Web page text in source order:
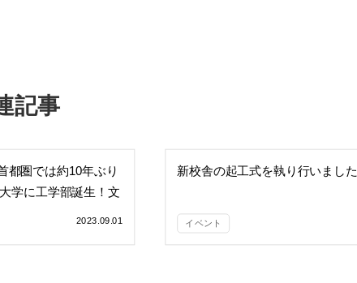
記事
都圏では約10年ぶり
学に工学部誕生！文
これからの「50年キ
ジニアの育成を
2023.09.01
新校舎の起工式を執り行いました
イベント